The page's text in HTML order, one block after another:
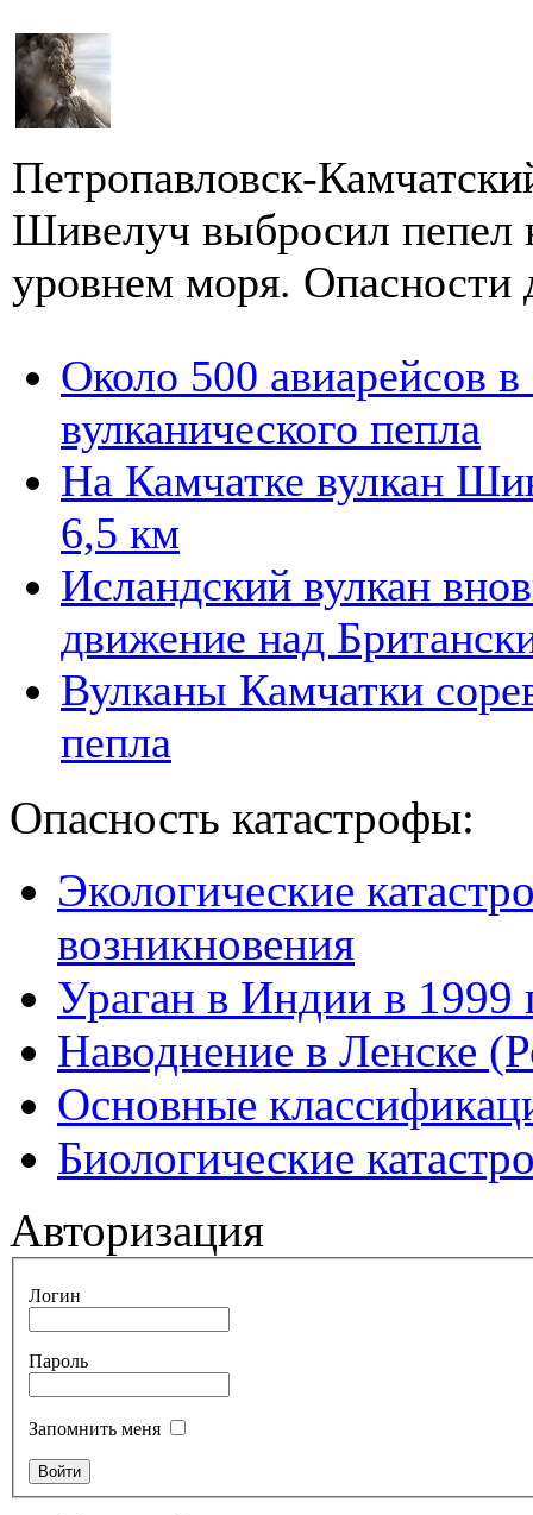
Петропавловск-
Шивелуч выбросил пепел
уровнем моря. Опасности
Около 500 авиарейсов
вулканического пепла
На Камчатке вулкан
6,5 км
Исландский вулкан
движение над
Вулканы Камчатки
пепла
Опасность катастрофы:
Экологические
возникновения
Ураган в Индии в 1999
Наводнение в Ленске
Основные
Биологические
Авторизация
Логин
Пароль
Запомнить меня